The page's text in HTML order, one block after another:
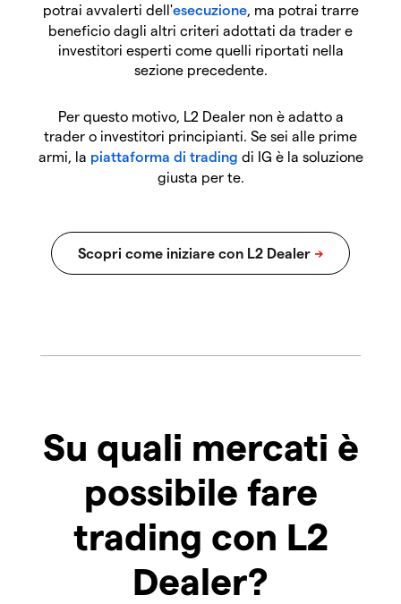
potrai avvalerti dell'esecuzione, ma potrai trarre
beneficio dagli altri criteri adottati da trader e
investitori esperti come quelli riportati nella
sezione precedente.
Per questo motivo, L2 Dealer non è adatto a
trader o investitori principianti. Se sei alle prime
armi, la piattaforma di trading di IG è la soluzione
giusta per te.
Su quali mercati è
possibile fare
trading con L2
Dealer?